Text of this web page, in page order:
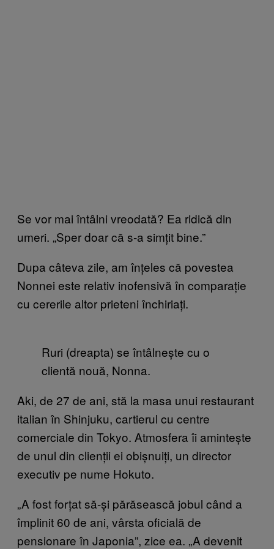
Se vor mai întâlni vreodată? Ea ridică din
umeri. „Sper doar că s-a simțit bine.”
Dupa câteva zile, am înțeles că povestea
Nonnei este relativ inofensivă în comparație
cu cererile altor prieteni închiriați.
Ruri (dreapta) se întâlnește cu o
clientă nouă, Nonna.
Aki, de 27 de ani, stă la masa unui restaurant
italian în Shinjuku, cartierul cu centre
comerciale din Tokyo. Atmosfera îi amintește
de unul din clienții ei obișnuiți, un director
executiv pe nume Hokuto.
„A fost forțat să-și părăsească jobul când a
împlinit 60 de ani, vârsta oficială de
pensionare în Japonia”, zice ea. „A devenit